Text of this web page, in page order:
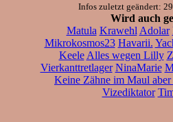
Infos zuletzt geändert:
Wird auch
Matula Krawehl Adolar
Mikrokosmos23 Havarii.
Keele Alles wegen Lilly
Vierkanttretlager NinaMarie
Keine Zähne im Maul
Vizediktator